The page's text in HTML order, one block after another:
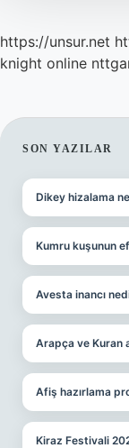
https://unsur.net
knight online
SON YAZILAR
Dikey hizalama
Kumru kuşunun
Avesta inancı
Arapça ve Kuran
Afiş hazırlama
Kiraz Festivali